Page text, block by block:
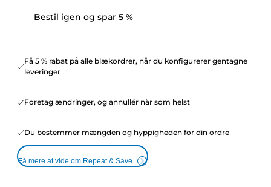
Bestil igen og spar 5 %
Få 5 % rabat på alle blækordrer, når du konfigurerer gentagne
leveringer
Foretag ændringer, og annullér når som helst
Du bestemmer mængden og hyppigheden for din ordre
Få mere at vide om Repeat & Save